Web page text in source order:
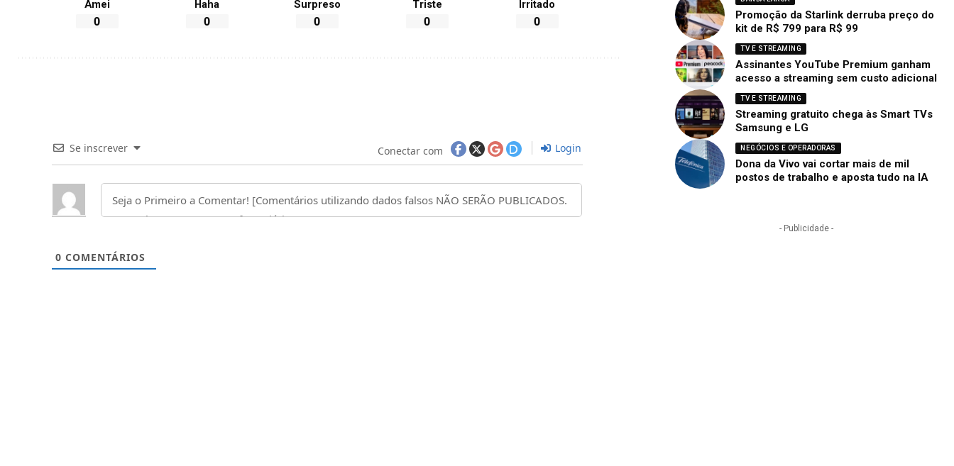
Amei
0
Haha
0
Surpreso
0
Triste
0
Irritado
0
Se inscrever Conectar com Login
0 COMENTÁRIOS
Promoção da Starlink derruba preço do
kit de R$ 799 para R$ 99
TV E STREAMING
Assinantes YouTube Premium ganham
acesso a streaming sem custo adicional
TV E STREAMING
Streaming gratuito chega às Smart TVs
Samsung e LG
NEGÓCIOS E OPERADORAS
Dona da Vivo vai cortar mais de mil
postos de trabalho e aposta tudo na IA
- Publicidade -